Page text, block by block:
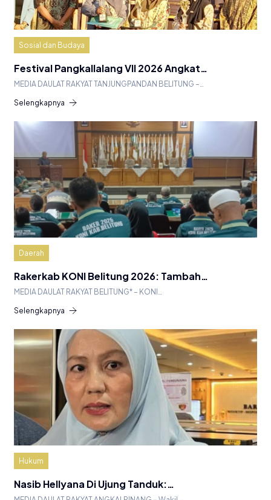
Sosial dan Budaya
Festival Pangkallalang VII 2026 Angkat…
MEDIA DAULAT RAKYAT TANJUNGPANDAN BELITUNG –…
Selengkapnya
Daerah
Rakerkab KONI Belitung 2026: Tambah…
MEDIA DAULAT RAKYAT BELITUNG* – KONI…
Selengkapnya
Hukum
Nasib Hellyana Di Ujung Tanduk:…